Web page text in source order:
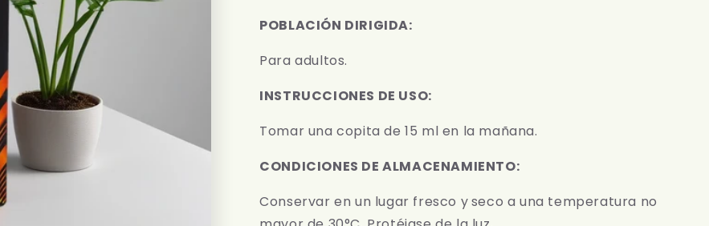
POBLACIÓN DIRIGIDA:
Para adultos.
INSTRUCCIONES DE USO:
Tomar una copita de 15 ml en la mañana.
CONDICIONES DE ALMACENAMIENTO:
Conservar en un lugar fresco yseco a una temperatura no